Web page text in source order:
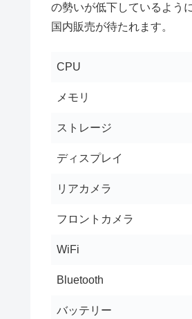
の勢いが低下しているよう
国内販売が待たれます。
CPU
メモリ
ストレージ
ディスプレイ
リアカメラ
フロントカメラ
WiFi
Bluetooth
バッテリー